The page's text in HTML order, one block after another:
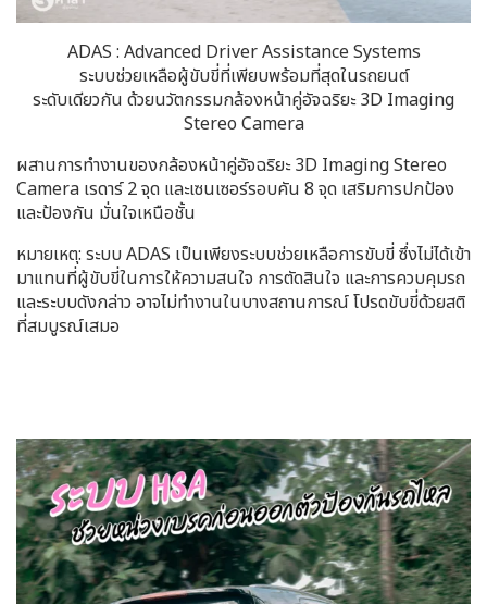
ADAS : Advanced Driver Assistance Systems
ระบบช่วยเหลือผู้ขับขี่ที่เพียบพร้อมที่สุดในรถยนต์
ระดับเดียวกัน ด้วยนวัตกรรมกล้องหน้าคู่อัจฉริยะ 3D Imaging
Stereo Camera
ผสานการทำงานของกล้องหน้าคู่อัจฉริยะ 3D Imaging Stereo
Camera เรดาร์ 2 จุด และเซนเซอร์รอบคัน 8 จุด เสริมการปกป้อง
และป้องกัน มั่นใจเหนือชั้น
หมายเหตุ: ระบบ ADAS เป็นเพียงระบบช่วยเหลือการขับขี่ ซึ่งไม่ได้เข้า
มาแทนที่ผู้ขับขี่ในการให้ความสนใจ การตัดสินใจ และการควบคุมรถ
และระบบดังกล่าว อาจไม่ทำงานในบางสถานการณ์ โปรดขับขี่ด้วยสติ
ที่สมบูรณ์เสมอ